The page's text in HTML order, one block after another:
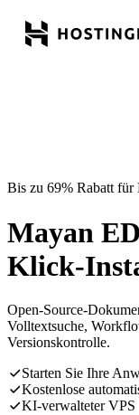
Bis zu 69% Rabatt
Mayan
Klick-
Open-Source-
Volltextsuche,
Versionskontrolle.
Starten Sie Ihre
Kostenlose
KI-verwalteter VPS